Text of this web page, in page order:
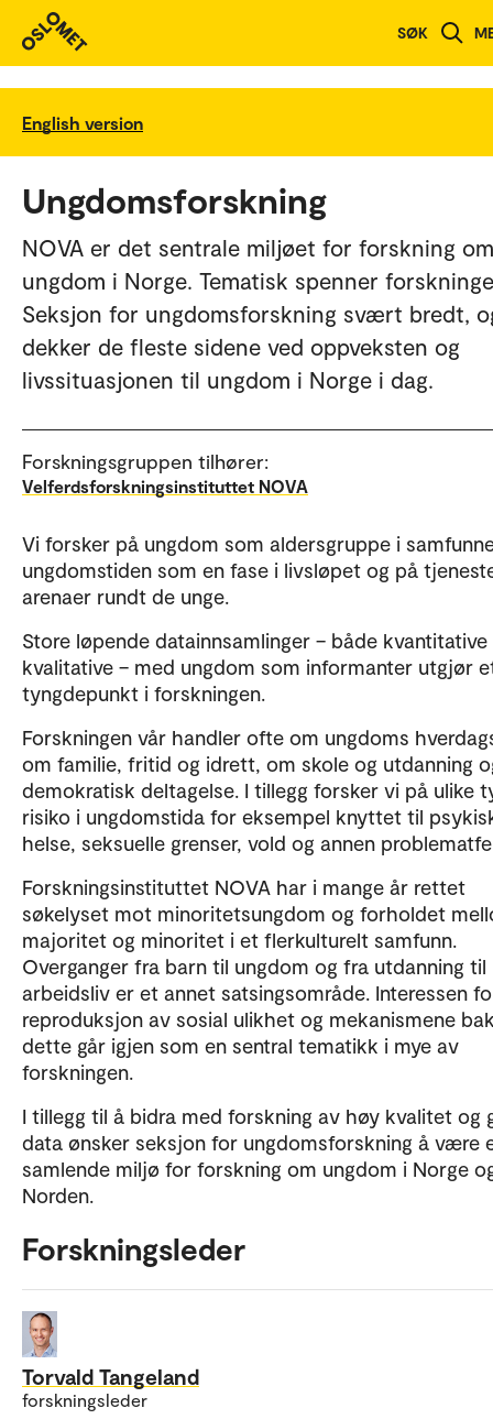
SØK
English version
Ungdomsforskning
NOVA er det sentrale miljøet for forskning om
ungdom i Norge. Tematisk spenner
Seksjon for ungdomsforskning svært bredt,
dekker de fleste sidene ved oppveksten og
livssituasjonen til ungdom i Norge i dag.
Forskningsgruppen tilhører:
Velferdsforskningsinstituttet NOVA
Vi forsker på ungdom som aldersgruppe i
ungdomstiden som en fase i livsløpet og på
arenaer rundt de unge.
Store løpende datainnsamlinger – både kvantitative
kvalitative – med ungdom som informanter utgjør
tyngdepunkt i forskningen.
Forskningen vår handler ofte om ungdoms
om familie, fritid og idrett, om skole og utdanning
demokratisk deltagelse. I tillegg forsker vi på ulike
risiko i ungdomstida for eksempel knyttet til
helse, seksuelle grenser, vold og annen
Forskningsinstituttet NOVA har i mange år rettet
søkelyset mot minoritetsungdom og forholdet
majoritet og minoritet i et flerkulturelt samfunn.
Overganger fra barn til ungdom og fra utdanning til
arbeidsliv er et annet satsingsområde. Interessen
reproduksjon av sosial ulikhet og mekanismene
dette går igjen som en sentral tematikk i mye av
forskningen.
I tillegg til å bidra med forskning av høy kvalitet og
data ønsker seksjon for ungdomsforskning å være
samlende miljø for forskning om ungdom i Norge
Norden.
Forskningsleder
Torvald Tangeland
forskningsleder